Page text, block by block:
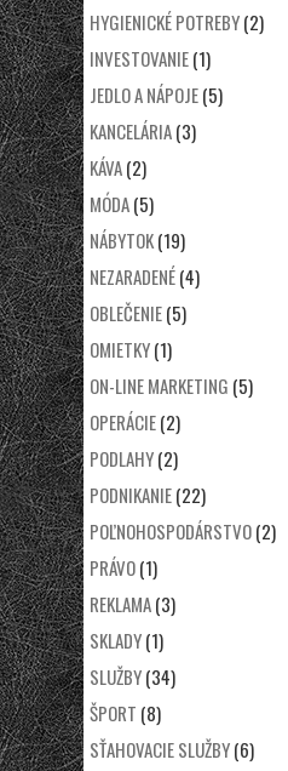
HYGIENICKÉ POTREBY(2)
INVESTOVANIE(1)
JEDLO A NÁPOJE(5)
KANCELÁRIA(3)
KÁVA(2)
MÓDA(5)
NÁBYTOK(19)
NEZARADENÉ(4)
OBLEČENIE(5)
OMIETKY(1)
ON-LINE MARKETING (5)
OPERÁCIE(2)
PODLAHY(2)
PODNIKANIE(22)
POĽNOHOSPODÁRSTVO(2)
PRÁVO(1)
REKLAMA(3)
SKLADY(1)
SLUŽBY(34)
ŠPORT (8)
SŤAHOVACIE SLUŽBY(6)